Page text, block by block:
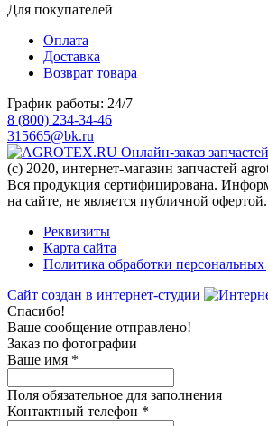
Для покупателей
Оплата
Доставка
Возврат товара
График работы: 24/7
8 (800) 234-34-46
315665@bk.ru
Онлайн-заказ запчастей
(c) 2020, интернет-магазин запчастей
Вся продукция сертифицирована.
на сайте, не является публичной офертой.
Реквизиты
Карта сайта
Политика обработки
Сайт создан в интернет-студии
Спасибо!
Ваше сообщение отправлено!
Заказ по фотографии
Ваше имя *
Поля обязательное для заполнения
Контактный телефон *